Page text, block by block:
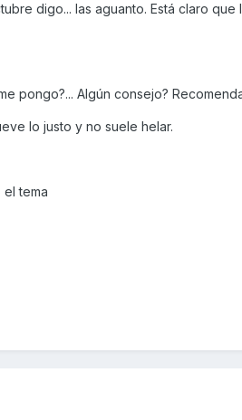
digo... las aguanto. Está claro
pongo?... Algún consejo?
lo justo y no suele helar.
tema